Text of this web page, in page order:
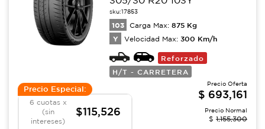
sku:17853
103 Carga Max: 875 Kg
Y Velocidad Max: 300 Km/h
Reforzado
H/T - CARRETERA
Precio Especial:
6 cuotas x
(sin
intereses)
$115,526
Precio Oferta
$ 693,161
Precio Normal
$ 1,155,300